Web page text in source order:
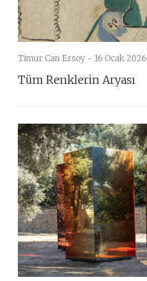
Timur Can Ersoy - 16 Ocak 2026
Tüm Renklerin Aryası